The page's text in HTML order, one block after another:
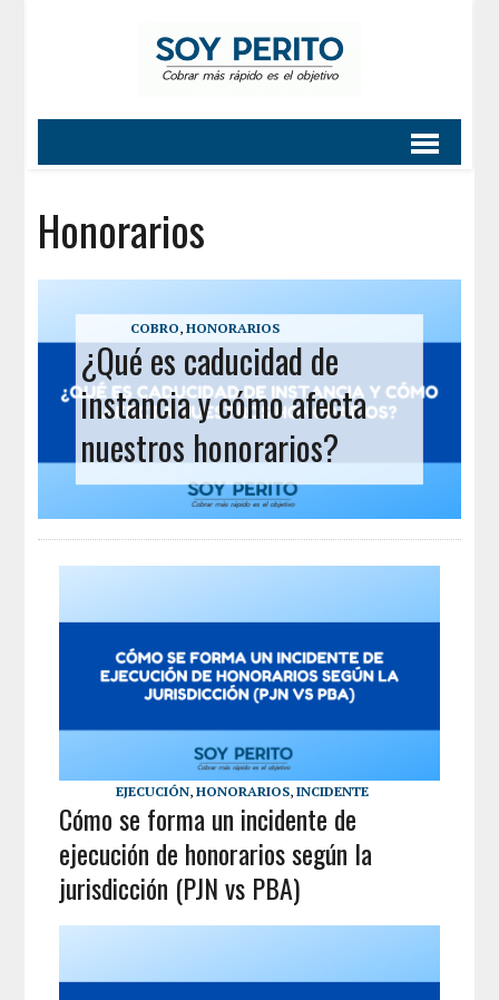
Honorarios
COBRO,HONORARIOS
¿Qué es caducidad de
instancia y cómo afecta
nuestros honorarios?
EJECUCIÓN,HONORARIOS,INCIDENTE
Cómo se forma un incidente de
ejecución de honorarios según la
jurisdicción (PJN vs PBA)